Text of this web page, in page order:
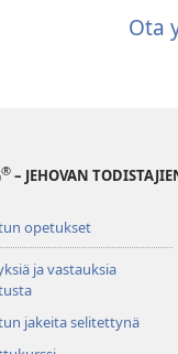
Ota
® – JEHOVAN
opetukset
ja vastauksia
jakeita selitettynä